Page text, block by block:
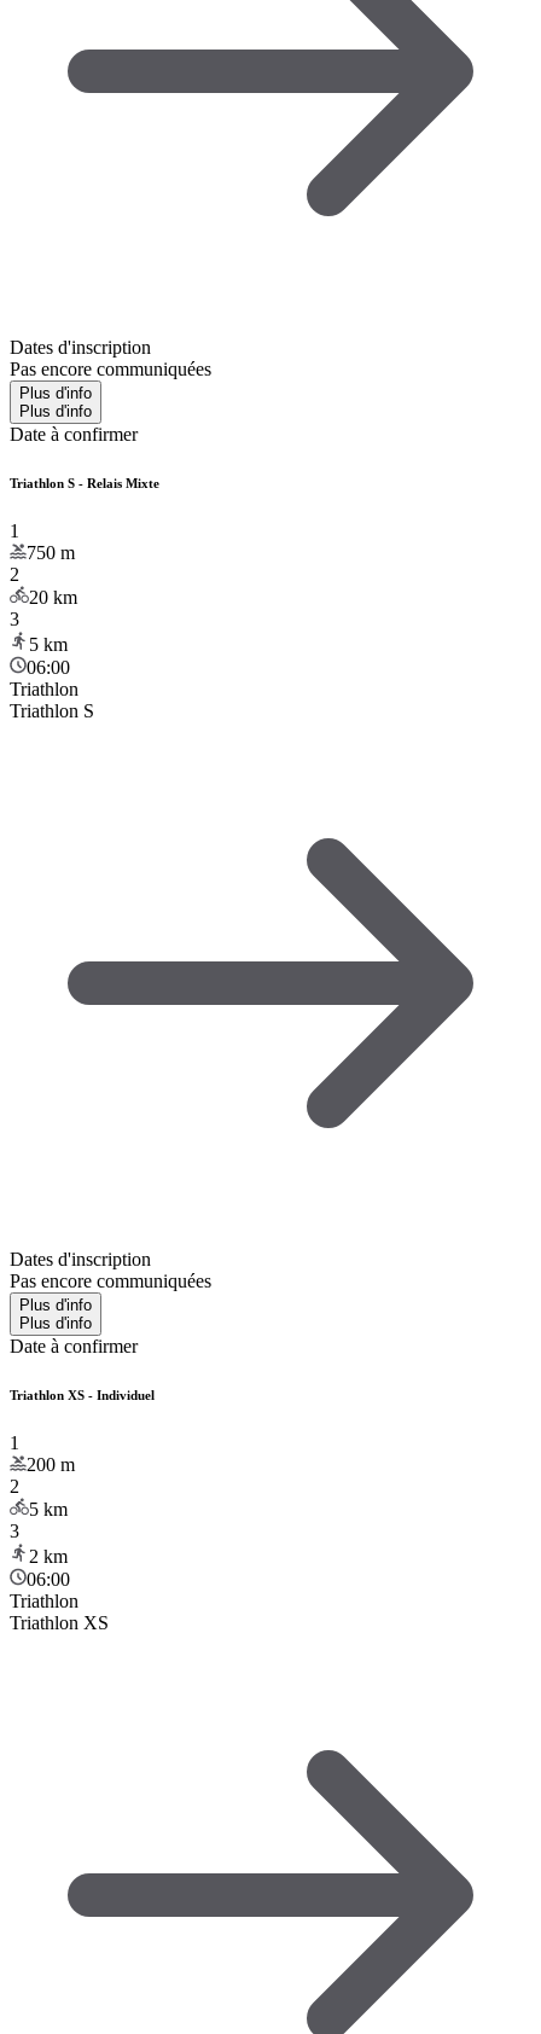
Dates d'inscription
Pas encore communiquées
Plus d'info
Plus d'info
Date à confirmer
Triathlon S - Relais Mixte
1
750 m
2
20 km
3
5 km
06:00
Triathlon
Triathlon S
Dates d'inscription
Pas encore communiquées
Plus d'info
Plus d'info
Date à confirmer
Triathlon XS - Individuel
1
200 m
2
5 km
3
2 km
06:00
Triathlon
Triathlon XS